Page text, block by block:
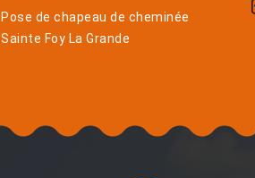
Pose de chapeau de cheminée
Sainte Foy La Grande